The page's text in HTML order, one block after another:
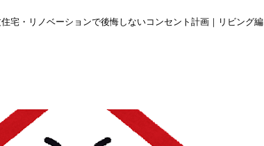
宅・リノベーションで後悔しないコンセント計画｜リビング編